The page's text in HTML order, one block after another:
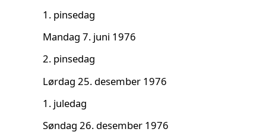
1. pinsedag
Mandag 7. juni 1976
2. pinsedag
Lørdag 25. desember 1976
1. juledag
Søndag 26. desember 1976